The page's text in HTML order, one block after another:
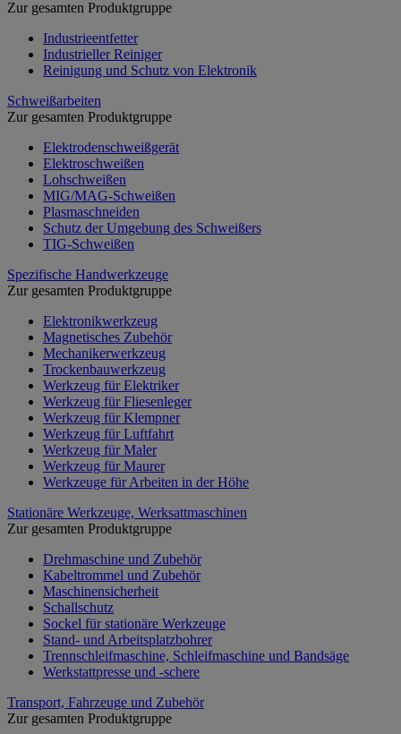
Zur gesamten Produktgruppe
Industrieentfetter
Industrieller Reiniger
Reinigung und Schutz von Elektronik
Schweißarbeiten
Zur gesamten Produktgruppe
Elektrodenschweißgerät
Elektroschweißen
Lohschweißen
MIG/MAG-Schweißen
Plasmaschneiden
Schutz der Umgebung des Schweißers
TIG-Schweißen
Spezifische Handwerkzeuge
Zur gesamten Produktgruppe
Elektronikwerkzeug
Magnetisches Zubehör
Mechanikerwerkzeug
Trockenbauwerkzeug
Werkzeug für Elektriker
Werkzeug für Fliesenleger
Werkzeug für Klempner
Werkzeug für Luftfahrt
Werkzeug für Maler
Werkzeug für Maurer
Werkzeuge für Arbeiten in der Höhe
Stationäre Werkzeuge, Werksattmaschinen
Zur gesamten Produktgruppe
Drehmaschine und Zubehör
Kabeltrommel und Zubehör
Maschinensicherheit
Schallschutz
Sockel für stationäre Werkzeuge
Stand- und Arbeitsplatzbohrer
Trennschleifmaschine, Schleifmaschine und Bandsäge
Werkstattpresse und -schere
Transport, Fahrzeuge und Zubehör
Zur gesamten Produktgruppe